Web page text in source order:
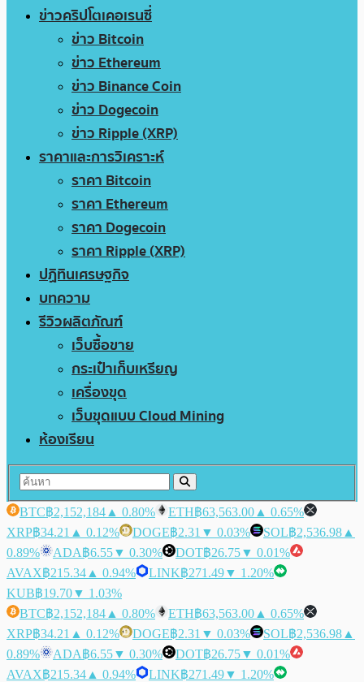
ข่าวคริปโตเคอเรนซี่
ข่าว Bitcoin
ข่าว Ethereum
ข่าว Binance Coin
ข่าว Dogecoin
ข่าว Ripple (XRP)
ราคาและการวิเคราะห์
ราคา Bitcoin
ราคา Ethereum
ราคา Dogecoin
ราคา Ripple (XRP)
ปฏิทินเศรษฐกิจ
บทความ
รีวิวผลิตภัณฑ์
เว็บซื้อขาย
กระเป๋าเก็บเหรียญ
เครื่องขุด
เว็บขุดแบบ Cloud Mining
ห้องเรียน
BTC฿2,152,184 ▲ 0.80% ETH฿63,563.00 ▲ 0.65%
XRP฿34.21 ▲ 0.12% DOGE฿2.31 ▼ 0.03% SOL฿2,536.98 ▲
0.89%
ADA฿6.55▼ 0.30% DOT฿26.75▼ 0.01%
AVAX฿215.34 ▲ 0.94% LINK฿271.49▼ 1.20%
KUB฿19.70▼ 1.03%
BTC฿2,152,184 ▲ 0.80% ETH฿63,563.00 ▲ 0.65%
XRP฿34.21 ▲ 0.12% DOGE฿2.31 ▼ 0.03% SOL฿2,536.98 ▲
0.89%
ADA฿6.55▼ 0.30% DOT฿26.75▼ 0.01%
AVAX฿215.34 ▲ 0.94% LINK฿271.49▼ 1.20%